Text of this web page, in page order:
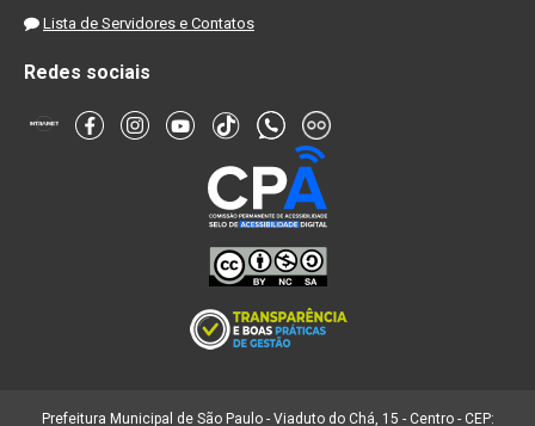
Lista de Servidores e Contatos
Redes sociais
Prefeitura Municipal de São Paulo - Viaduto do Chá, 15 - Centro - CEP: